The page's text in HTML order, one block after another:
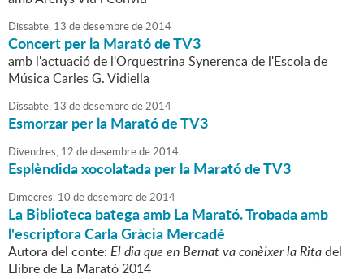
Dissabte, 13 dedesembrede2014
Concert per la Marató de TV3
amb l'actuació de l'Orquestrina Synerenca de l'Escola de
Música Carles G. Vidiella
Dissabte, 13 dedesembrede2014
Esmorzar per la Marató de TV3
Divendres, 12 dedesembrede2014
Esplèndida xocolatada per la Marató de TV3
Dimecres, 10 dedesembrede2014
La Biblioteca batega amb La Marató. Trobada amb
l'escriptora Carla Gràcia Mercadé
Autora del conte: El dia que en Bernat va conèixer la Ritadel
Llibre de La Marató 2014